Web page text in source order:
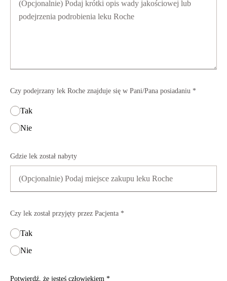
Czy podejrzany lek Roche znajduje się w Pani/Pana posiadaniu *
Tak
Nie
Gdzie lek został nabyty
Czy lek został przyjęty przez Pacjenta *
Tak
Nie
Potwierdź, że jesteś człowiekiem *